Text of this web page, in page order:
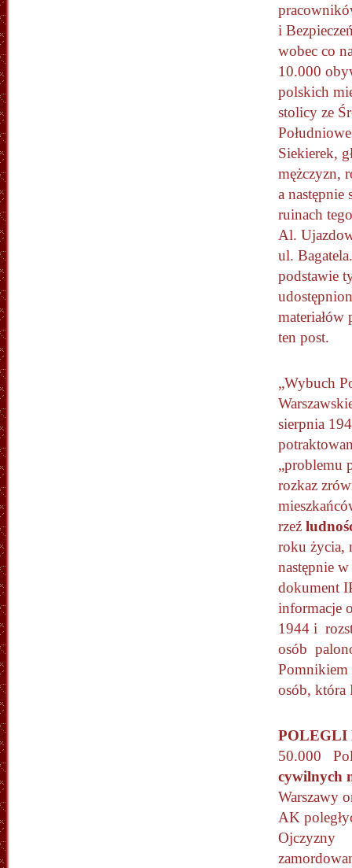
i
wobec co
10.000
polskich
stolicy ze
Siekierek,
mężczyzn,
a
ruinach
Al.
ul.
podstawie
materiałów
ten post.
„Wybuch
sierpnia
„problemu
rozkaz
rzeź
roku życia,
następnie
dokument
informacje
1944 i
osób
Pomnikiem
osób, która
POLEGLI
50.000
cywilnych
Warszawy
AK
Ojczyzny